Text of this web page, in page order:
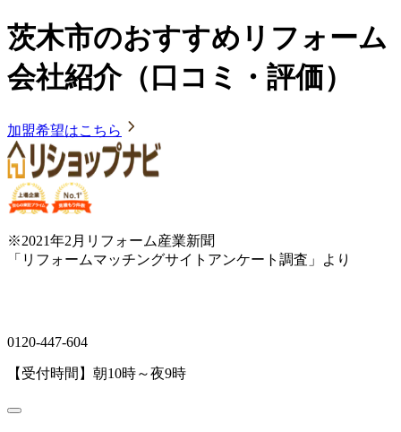
茨木市のおすすめリフォーム
会社紹介（口コミ・評価）
加盟希望はこちら
※2021年2月リフォーム産業新聞
「リフォームマッチングサイトアンケート調査」より
0120-447-604
【受付時間】朝10時～夜9時